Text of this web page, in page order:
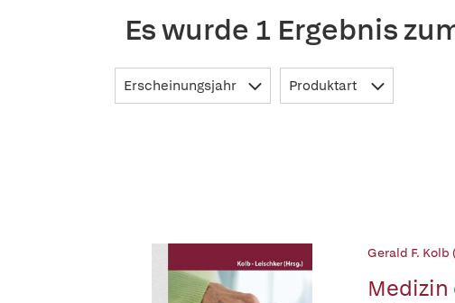
Es wurde 1 Ergebnis
Erscheinungsjahr Produktart
Gerald F. Kolb